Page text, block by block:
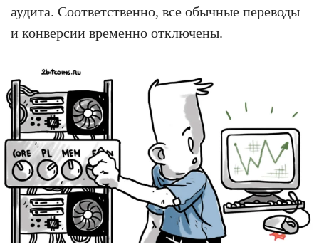
аудита. Соответственно, все обычные переводы
и конверсии временно отключены.